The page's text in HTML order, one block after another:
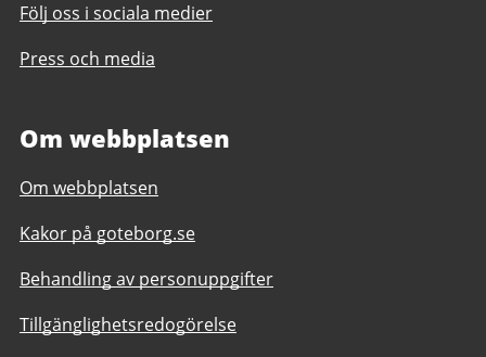
Följ oss i sociala medier
Press och media
Om webbplatsen
Om webbplatsen
Kakor på goteborg.se
Behandling av personuppgifter
Tillgänglighetsredogörelse